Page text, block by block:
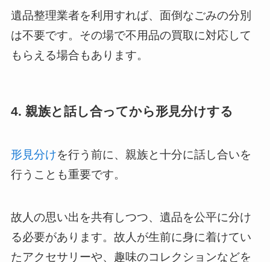
遺品整理業者を利用すれば、面倒なごみの分別
は不要です。その場で不用品の買取に対応して
もらえる場合もあります。
4. 親族と話し合ってから形見分けする
形見分けを行う前に、親族と十分に話し合いを
行うことも重要です。
故人の思い出を共有しつつ、遺品を公平に分け
る必要があります。故人が生前に身に着けてい
たアクセサリーや、趣味のコレクションなどを